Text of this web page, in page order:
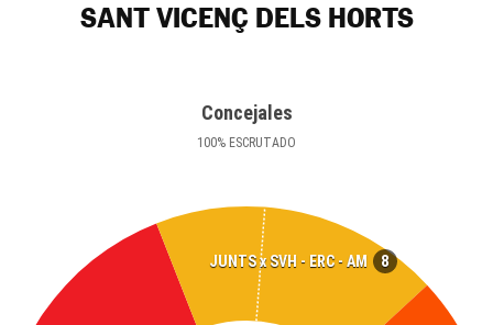
SANT VICENÇ DELS HORTS
Concejales
100% ESCRUTADO
JUNTS x SVH - ERC - AM 8